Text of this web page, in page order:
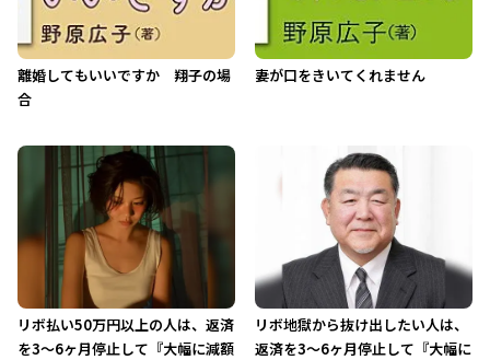
離婚してもいいですか 翔子の場
合
妻が口をきいてくれません
リボ払い50万円以上の人は、返済
を3～6ヶ月停止して『大幅に減額
リボ地獄から抜け出したい人は、
返済を3～6ヶ月停止して『大幅に